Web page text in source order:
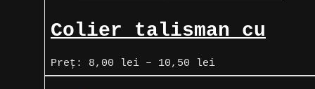
Colier talisman cu
Opal
Preț: 8,00 lei – 10,50 leiInterval
de